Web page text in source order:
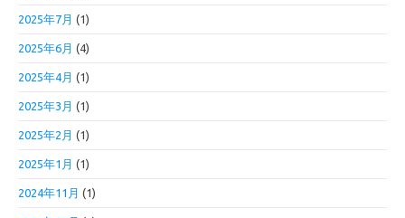
2025年7月 (1)
2025年6月 (4)
2025年4月 (1)
2025年3月 (1)
2025年2月 (1)
2025年1月 (1)
2024年11月 (1)